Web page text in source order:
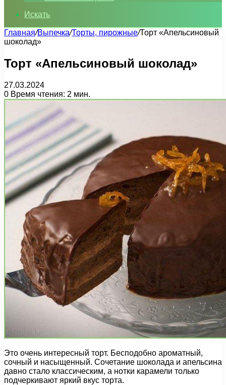
Искать
Главная/Выпечка/Торты, пирожные/Торт «Апельсиновый
шоколад»
Торт «Апельсиновый шоколад»
27.03.2024
0 Время чтения: 2 мин.
Это очень интересный торт. Бесподобно ароматный,
сочный и насыщенный. Сочетание шоколада и апельсина
давно стало классическим, а нотки карамели только
подчеркивают яркий вкус торта.